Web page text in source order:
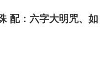
配：六字大明咒、如